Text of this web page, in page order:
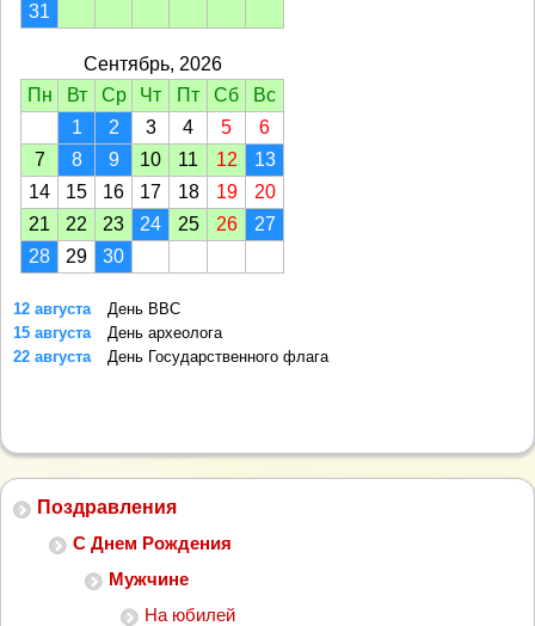
Поздравления
С Днем Рождения
Мужчине
На юбилей
31
Сентябрь, 2026
Пн
Вт Ср Чт Пт Сб
Вс
1
2 3 4 5
6
7
8 9 10 11 12
13
14
15 16 17 18 19
20
21
22 23 24 25 26
27
28
29 30
12 августа
День ВВС
15 августа
День археолога
22 августа
День Государственного флага